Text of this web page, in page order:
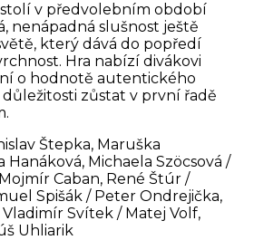
v předvolebním období
nenápadná slušnost ještě
který dává do popředí
Hra nabízí divákovi
o hodnotě autentického
důležitosti zůstat v první řadě
Štepka, Maruška
Hanáková, Michaela Szöcsová /
Caban, René Štúr /
Spišák / Peter Ondrejička,
Svítek / Matej Volf,
Uhliarik